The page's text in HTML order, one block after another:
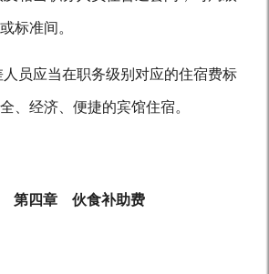
标准间。
人员应当在职务级别对应的住宿费标
、经济、便捷的宾馆住宿。
第四章 伙食补助费